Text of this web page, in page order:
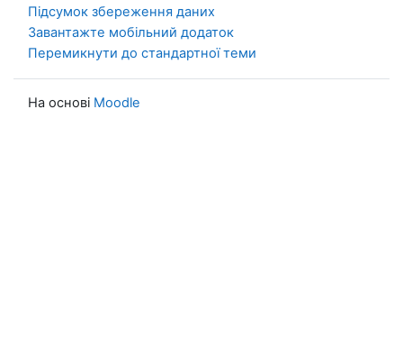
Підсумок збереження даних
Завантажте мобільний додаток
Перемикнути до стандартної теми
На основі Moodle